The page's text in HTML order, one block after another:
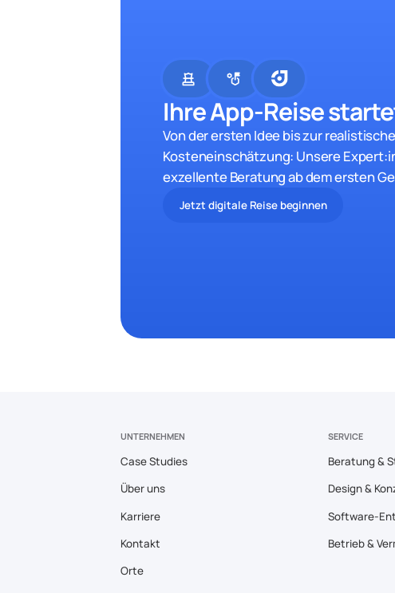
chess strategy
Ihre App-Reise
Von der ersten Idee bis zur
Kosteneinschätzung: Unsere
exzellente Beratung ab dem ersten
Jetzt digitale Reise beginnen
UNTERNEHMEN
Case Studies
Über uns
Karriere
Kontakt
Orte
SERVICE
Beratung &
Design &
Software-
Betrieb &